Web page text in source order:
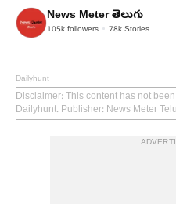
News Meter తెలుగు
105k followers 78k Stories
Dailyhunt
Disclaimer: This content has not
Dailyhunt. Publisher: News Meter